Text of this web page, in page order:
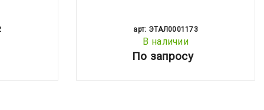
арт: ЭТАЛ0001173
В наличии
По запросу